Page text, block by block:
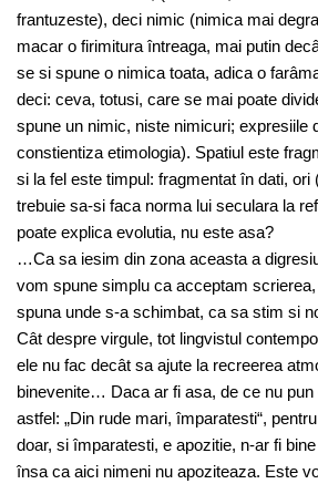
frantuzeste), deci nimic (nimica mai
macar o firimitura întreaga, mai putin
se si spune o nimica toata, adica o
deci: ceva, totusi, care se mai poate
spune un nimic, niste nimicuri; expresiile
constientiza etimologia). Spatiul este
si la fel este timpul: fragmentat în dati,
trebuie sa-si faca norma lui seculara la
poate explica evolutia, nu este asa?
…Ca sa iesim din zona aceasta a
vom spune simplu ca acceptam
spuna unde s-a schimbat, ca sa stim si
Cât despre virgule, tot lingvistul
ele nu fac decât sa ajute la recreerea
binevenite… Daca ar fi asa, de ce nu pun
astfel: „Din rude mari, împaratesti“,
doar, si împaratesti, e apozitie, n-ar fi
însa ca aici nimeni nu apoziteaza. Este